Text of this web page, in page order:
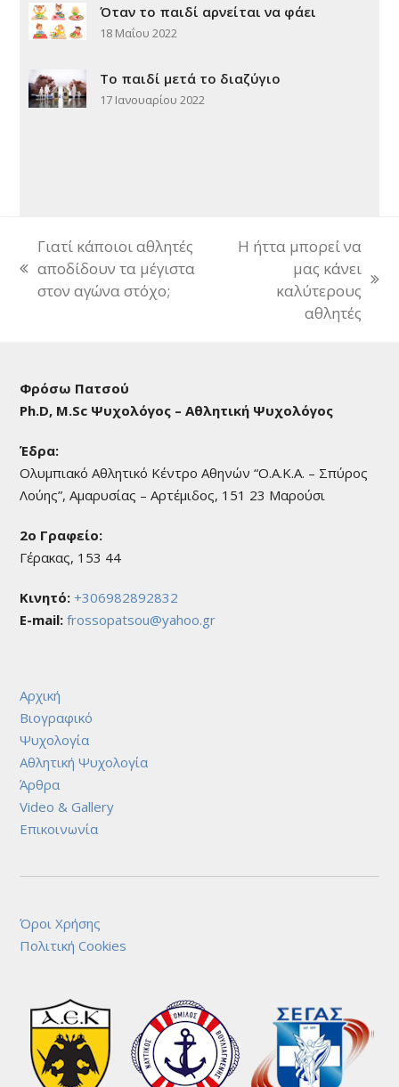
Όταν το παιδί αρνείται να φάει
18 Μαΐου 2022
Τo παιδί μετά το διαζύγιο
17 Ιανουαρίου 2022
previous
post:
Γιατί κάποιοι αθλητές
αποδίδουν τα μέγιστα
στον αγώνα στόχο;
Η ήττα μπορεί να
μας κάνει
καλύτερους
αθλητές
Φρόσω Πατσού
Ph.D, M.Sc Ψυχολόγος – Αθλητική Ψυχολόγος
Έδρα:
Ολυμπιακό Αθλητικό Κέντρο Αθηνών “Ο.Α.Κ.Α. – Σπύρος
Λούης”, Αμαρυσίας – Αρτέμιδος, 151 23 Μαρούσι
2o Γραφείο:
Γέρακας, 153 44
Κινητό: +306982892832
E-mail:frossopatsou@yahoo.gr
Αρχική
Βιογραφικό
Ψυχολογία
Αθλητική Ψυχολογία
Άρθρα
Video & Gallery
Επικοινωνία
Όροι Χρήσης
Πολιτική Cookies